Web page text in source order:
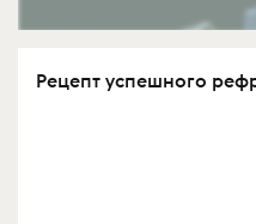
Рецепт успешного